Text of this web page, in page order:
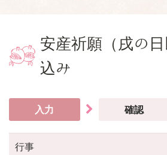
安産祈願（戌の
込み
入力 確認
行事